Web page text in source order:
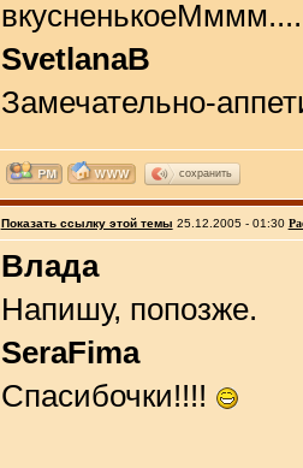
SvetlanaB
Замечательно-
сохранить
Показать ссылку этой темы 25.12.2005 - 01:30
Влада
Напишу, попозже.
SeraFima
Cпасибочки!!!!